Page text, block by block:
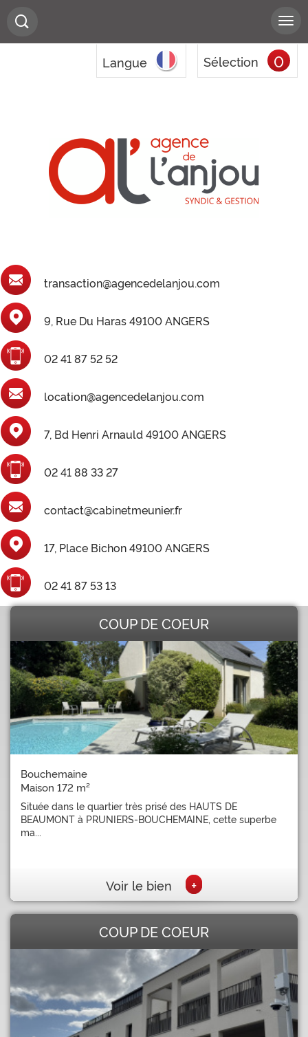
Langue Sélection 0
transaction@agencedelanjou.com
9, Rue Du Haras 49100 ANGERS
02 41 87 52 52
location@agencedelanjou.com
7, Bd Henri Arnauld 49100 ANGERS
02 41 88 33 27
contact@cabinetmeunier.fr
17, Place Bichon 49100 ANGERS
02 41 87 53 13
COUP DE COEUR
Bouchemaine
Maison 172 m²
Située dans le quartier très prisé des HAUTS DE
BEAUMONT à PRUNIERS-BOUCHEMAINE, cette superbe
ma...
Voir le bien +
COUP DE COEUR